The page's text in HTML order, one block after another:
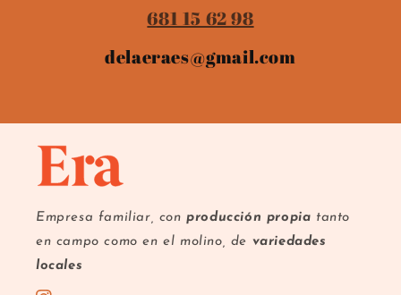
681 15 62 98
delaeraes@gmail.com
Empresa familiar, conproducción propia tanto
en campo como en el molino, de variedades
locales